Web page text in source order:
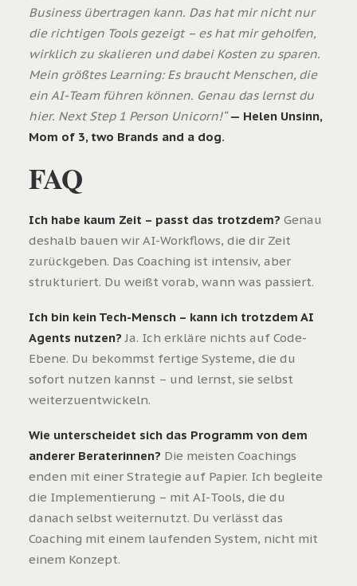
Business übertragen kann. Das hat mir nicht nur
die richtigen Tools gezeigt – es hat mir geholfen,
wirklich zu skalieren und dabei Kosten zu sparen.
Mein größtes Learning: Es braucht Menschen, die
ein AI-Team führen können. Genau das lernst du
hier. Next Step 1 Person Unicorn!“— Helen Unsinn,
Mom of 3, two Brands and a dog.
FAQ
Ich habe kaum Zeit – passt das trotzdem? Genau
deshalb bauen wir AI-Workflows, die dir Zeit
zurückgeben. Das Coaching ist intensiv, aber
strukturiert. Du weißt vorab, wann was passiert.
Ich bin kein Tech-Mensch – kann ich trotzdem AI
Agents nutzen?Ja. Ich erkläre nichts auf Code-
Ebene. Du bekommst fertige Systeme, die du
sofort nutzen kannst – und lernst, sie selbst
weiterzuentwickeln.
Wie unterscheidet sich das Programm von dem
anderer Beraterinnen? Die meisten Coachings
enden mit einer Strategie auf Papier. Ich begleite
die Implementierung – mit AI-Tools, die du
danach selbst weiternutzt. Du verlässt das
Coaching mit einem laufenden System, nicht mit
einem Konzept.